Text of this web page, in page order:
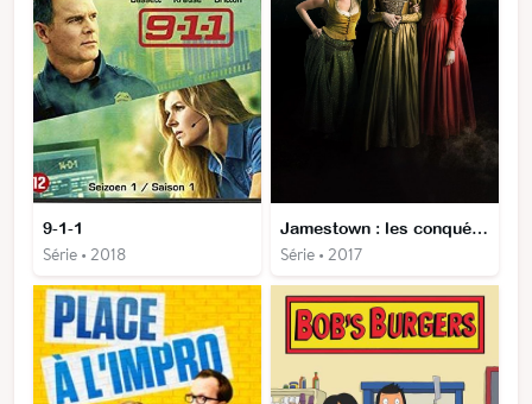
9-1-1
Série • 2018
Jamestown : les conquérantes
Série • 2017